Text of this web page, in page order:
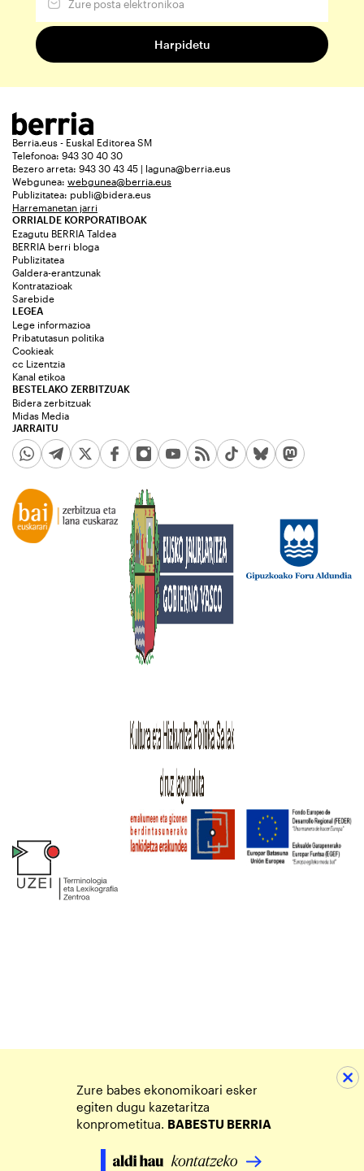
Berria.eus - Euskal Editorea SM
Telefonoa: 943 30 40 30
Bezero arreta: 943 30 43 45 | laguna@berria.eus
Webgunea: webgunea@berria.eus
Publizitatea: publi@bidera.eus
Harremanetan jarri
ORRIALDE KORPORATIBOAK
Ezagutu BERRIA Taldea
BERRIA berri bloga
Publizitatea
Galdera-erantzunak
Kontratazioak
Sarebide
JARRAITU
LEGEA
Lege informazioa
Pribatutasun politika
Cookieak
cc Lizentzia
Kanal etikoa
BESTELAKO ZERBITZUAK
Bidera zerbitzuak
Midas Media
Zure babes ekonomikoari esker
egiten dugu kazetaritza
konprometitua. BABESTU BERRIA